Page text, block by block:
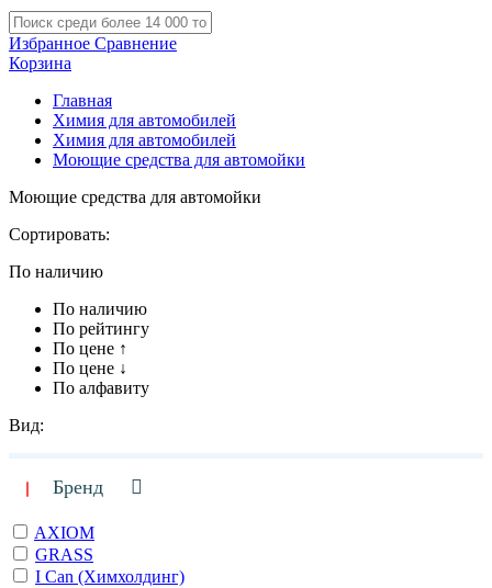
Избранное Сравнение
Корзина
Главная
Химия для автомобилей
Химия для автомобилей
Моющие средства для автомойки
Моющие средства для автомойки
Сортировать:
По наличию
По наличию
По рейтингу
По цене ↑
По цене ↓
По алфавиту
Вид:
Бренд
AXIOM
GRASS
I Can (Химхолдинг)